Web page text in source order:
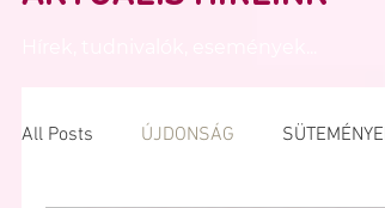
All Posts ÚJDONSÁG